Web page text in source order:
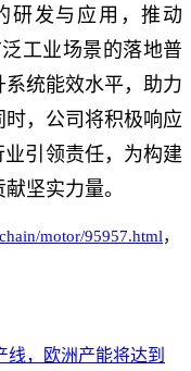
研发与应用，推动
工业场景的落地普
统能效水平，助力
，公司将积极响应
业引领责任，为构建
坚实力量。
motor/95957.html，
，欧洲产能将达到